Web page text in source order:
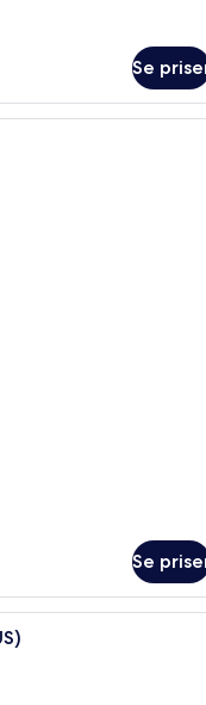
Se
Se
Et poolområde med